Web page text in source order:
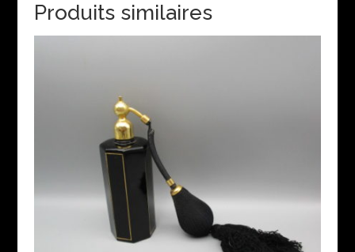
Produits similaires